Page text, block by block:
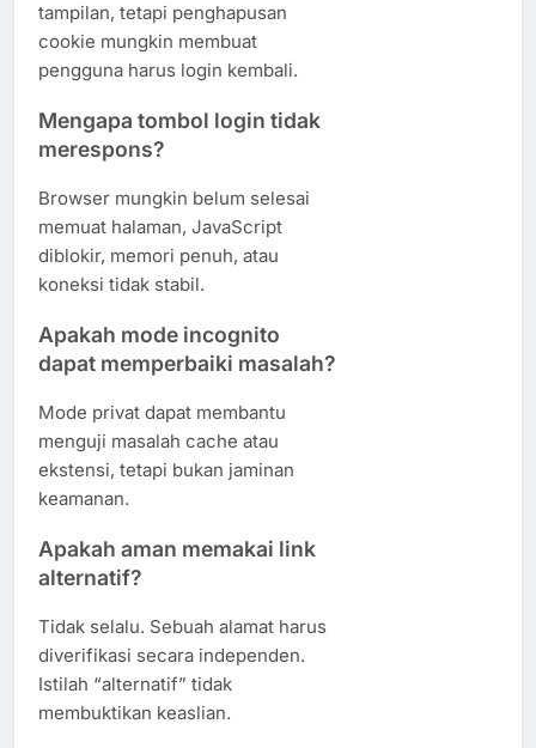
tampilan, tetapi penghapusan
cookie mungkin membuat
pengguna harus login kembali.
Mengapa tombol login tidak
merespons?
Browser mungkin belum selesai
memuat halaman, JavaScript
diblokir, memori penuh, atau
koneksi tidak stabil.
Apakah mode incognito
dapat memperbaiki masalah?
Mode privat dapat membantu
menguji masalah cache atau
ekstensi, tetapi bukan jaminan
keamanan.
Apakah aman memakai link
alternatif?
Tidak selalu. Sebuah alamat harus
diverifikasi secara independen.
Istilah “alternatif” tidak
membuktikan keaslian.